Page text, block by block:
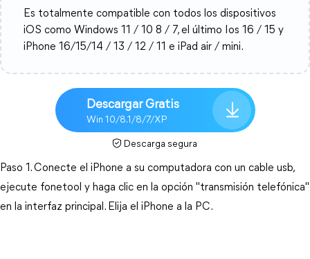
Es totalmente compatible con todos los dispositivos
iOS como Windows 11 / 10 8 / 7, el último Ios 16 / 15 y
iPhone 16/15/14 / 13 / 12 / 11 e iPad air / mini.
Descargar Gratis
Win 10/8.1/8/7/XP
Descarga segura
Paso 1. Conecte el iPhone a su computadora con un cable usb,
ejecute fonetool y haga clic en la opción "transmisión telefónica"
en la interfaz principal. Elija el iPhone a la PC.